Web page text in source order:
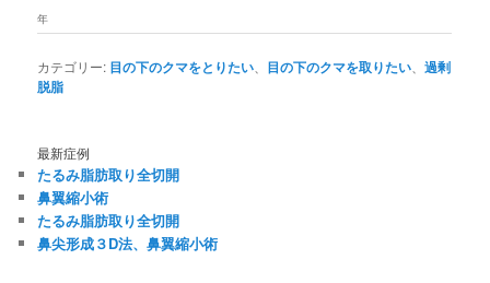
年
カテゴリー: 目の下のクマをとりたい 目の下のクマを取りたい 、過剰
脱脂
最新症例
たるみ脂肪取り全切開
鼻翼縮小術
たるみ脂肪取り全切開
鼻尖形成３D法、鼻翼縮小術